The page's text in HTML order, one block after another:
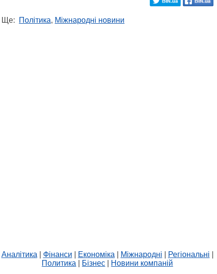
Ще: Політика, Міжнародні новини
Аналітика Фінанси Економіка Міжнародні Регіональні
Политика
Бізнес Новини компаній